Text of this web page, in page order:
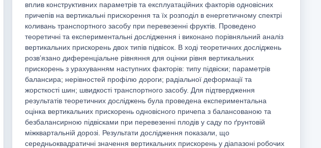
вплив конструктивних параметрів та експлуатаційних факторів одновісних
причепів на вертикальні прискорення та їх розподіл в енергетичному спектрі
коливань транспортного засобу при перевезенні фруктів. Проведено
теоретичні та експериментальні дослідження і виконано порівняльний аналіз
вертикальних прискорень двох типів підвісок. В ході теоретичних досліджень
розв’язано диференціальне рівняння для оцінки рівня вертикальних
прискорень з урахуванням наступних факторів: типу підвіски; параметрів
балансира; нерівностей профілю дороги; радіальної деформації та
жорсткості шин; швидкості транспортного засобу. Для підтвердження
результатів теоретичних досліджень була проведена експериментальна
оцінка вертикальних прискорень одновісного причепа з балансованою та
безбалансирною підвісками при перевезенні плодів у саду по ґрунтовій
міжквартальній дорозі. Результати дослідження показали, що
середньоквадратичні значення вертикальних прискорень у діапазоні робочих